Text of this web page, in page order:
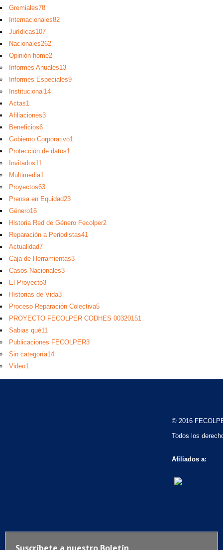
Gremiales78
Internacionales82
Jurídicas107
Nacionales262
Opinión home2
Informes Anuales13
Informes Especiales9
Institucional 14
Actas1
Afiliaciones3
Beneficios6
Gobierno Corporativo1
Protección de datos1
Invitados11
Multimedia1
Proyectos63
Prensa en Equidad23
Género16
Historia Red de Género Fecolper2
Reparación a Periodistas41
Actualidad7
Caja de Herramientas3
Casos Nacionales3
El Proyecto3
Historias de Vida3
Proceso Reparación Colectiva5
PROYECTO FECOLPER CODHES 00320151
Sabias qué11
Publicaciones FECOLPER3
Sin categoría14
Video1
© 2016
Todos los
Afiliados a: